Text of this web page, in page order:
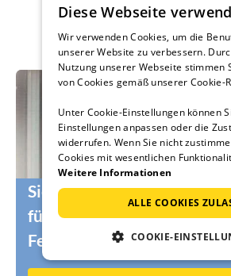
Sie suchen noch die
für Ihr Ferienhaus oder
Ferienwohnung?
Diese Webseite
Wir verwenden Cookies, um die
unserer Website zu verbessern.
Nutzung unserer Webseite stimmen
von Cookies gemäß unserer Cookie-
Unter Cookie-Einstellungen können
Einstellungen anpassen oder die
widerrufen. Wenn Sie nicht
Cookies mit wesentlichen
Weitere Informationen
ALLE COOKIES
COOKIE-